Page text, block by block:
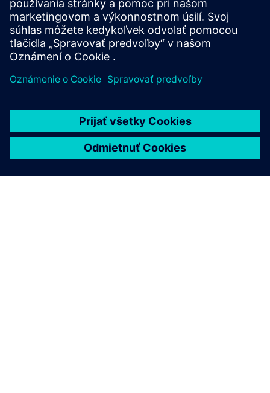
milling capabilities powered by cloud technologies.